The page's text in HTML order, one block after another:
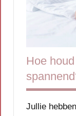
seks
Hoe
Jullie